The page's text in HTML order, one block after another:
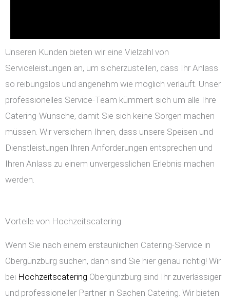
Unseren Kunden bieten wir eine Vielzahl von
Serviceleistungen an, um sicherzustellen, dass Ihr Anlass
so reibungslos und angenehm wie möglich verläuft. Unser
professionelles Service-Team kümmert sich um alle Ihre
Catering-Wünsche, damit Sie sich keine Sorgen machen
müssen. Wir versichern Ihnen, dass unsere Speisen und
Dienstleistungen Ihren Anforderungen entsprechen und
Ihren Anlass zu einem unvergesslichen Erlebnis machen
werden.
Vorteile von Hochzeitscatering
Wenn Sie nach einem erstaunlichen Catering-Service in
Obergünzburg suchen, dann sind Sie hier genau richtig! Wir
bei Hochzeitscatering Obergünzburg sind Ihr zuverlässiger
und professioneller Partner in Sachen Catering. Wir bieten